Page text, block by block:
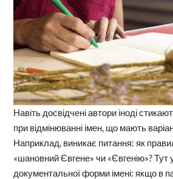
Навіть досвідчені автори іноді
при відмінюванні імен, що мають
Наприклад, виникає питання: як
«шановний Євгене» чи «Євгенію»? Тут
документальної форми імені: якщо в